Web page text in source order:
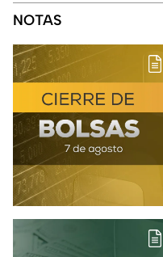
NOTAS